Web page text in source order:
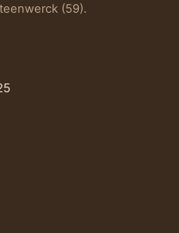
(59).